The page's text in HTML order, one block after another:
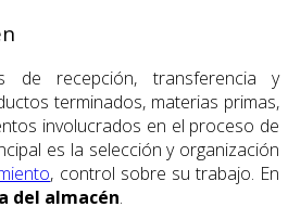
de recepción, transferencia y
terminados, materias primas,
involucrados en el proceso de
es la selección y organización
, control sobre su trabajo. En
del almacén.